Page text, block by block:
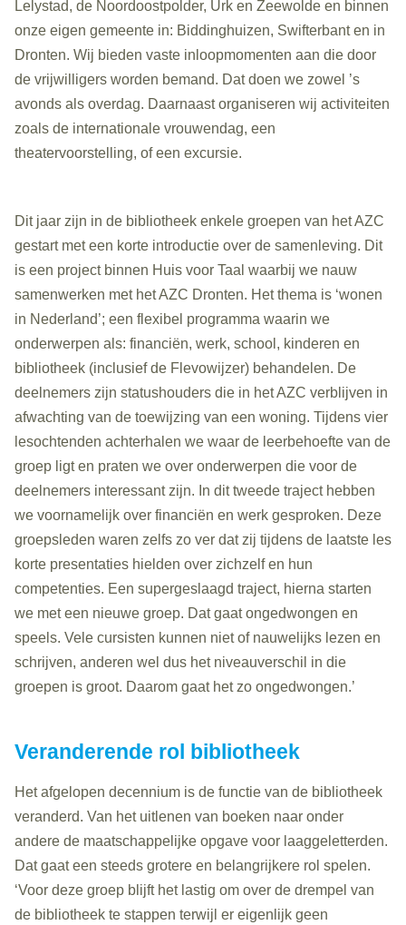
Lelystad, de Noordoostpolder, Urk en Zeewolde en binnen
onze eigen gemeente in: Biddinghuizen, Swifterbant en in
Dronten. Wij bieden vaste inloopmomenten aan die door
de vrijwilligers worden bemand. Dat doen we zowel ’s
avonds als overdag. Daarnaast organiseren wij activiteiten
zoals de internationale vrouwendag, een
theatervoorstelling, of een excursie.
Dit jaar zijn in de bibliotheek enkele groepen van het AZC
gestart met een korte introductie over de samenleving. Dit
is een project binnen Huis voor Taal waarbij we nauw
samenwerken met het AZC Dronten. Het thema is ‘wonen
in Nederland’; een flexibel programma waarin we
onderwerpen als: financiën, werk, school, kinderen en
bibliotheek (inclusief de Flevowijzer) behandelen. De
deelnemers zijn statushouders die in het AZC verblijven in
afwachting van de toewijzing van een woning. Tijdens vier
lesochtenden achterhalen we waar de leerbehoefte van de
groep ligt en praten we over onderwerpen die voor de
deelnemers interessant zijn. In dit tweede traject hebben
we voornamelijk over financiën en werk gesproken. Deze
groepsleden waren zelfs zo ver dat zij tijdens de laatste les
korte presentaties hielden over zichzelf en hun
competenties. Een supergeslaagd traject, hierna starten
we met een nieuwe groep. Dat gaat ongedwongen en
speels. Vele cursisten kunnen niet of nauwelijks lezen en
schrijven, anderen wel dus het niveauverschil in die
groepen is groot. Daarom gaat het zo ongedwongen.’
Veranderende rol bibliotheek
Het afgelopen decennium is de functie van de bibliotheek
veranderd. Van het uitlenen van boeken naar onder
andere de maatschappelijke opgave voor laaggeletterden.
Dat gaat een steeds grotere en belangrijkere rol spelen.
‘Voor deze groep blijft het lastig om over de drempel van
de bibliotheek te stappen terwijl er eigenlijk geen